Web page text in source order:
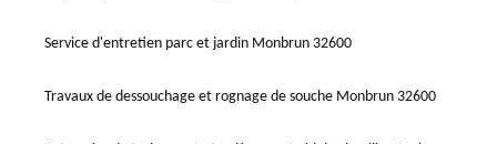
Service d'entretien parc et jardin Monbrun 32600
Travaux de dessouchage et rognage de souche Monbrun 32600